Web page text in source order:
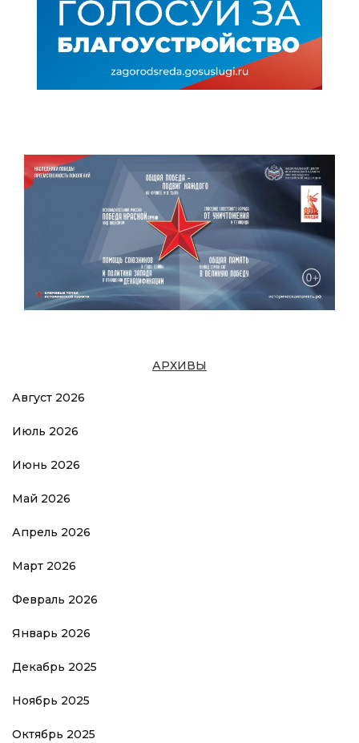
АРХИВЫ
Август 2026
Июль 2026
Июнь 2026
Май 2026
Апрель 2026
Март 2026
Февраль 2026
Январь 2026
Декабрь 2025
Ноябрь 2025
Октябрь 2025